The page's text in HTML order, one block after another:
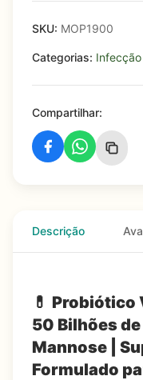
SKU: MOP1900
Categorias:
Compartilhar:
Descrição
💊 Probiótico
50 Bilhões de
Mannose |
Formulado